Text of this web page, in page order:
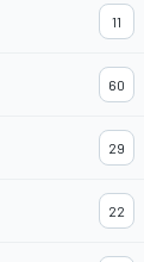
11
60
29
22